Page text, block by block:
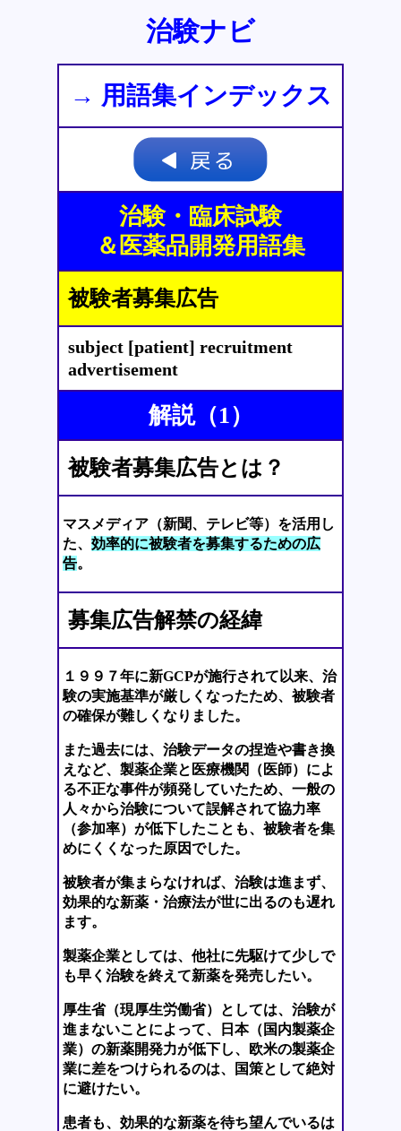
治験ナビ
→ 用語集インデックス
治験・臨床試験
＆医薬品開発用語集
被験者募集広告
subject [patient] recruitment
advertisement
解説（1）
被験者募集広告とは？
マスメディア（新聞、テレビ等）を活用し
た、 効率的に被験者を募集するための広
告。
募集広告解禁の経緯
１９９７年に新GCPが施行されて以来、治
験の実施基準が厳しくなったため、被験者
の確保が難しくなりました。
また過去には、治験データの捏造や書き換
えなど、製薬企業と医療機関（医師）によ
る不正な事件が頻発していたため、一般の
人々から治験について誤解されて協力率
（参加率）が低下したことも、被験者を集
めにくくなった原因でした。
被験者が集まらなければ、治験は進まず、
効果的な新薬・治療法が世に出るのも遅れ
ます。
製薬企業としては、他社に先駆けて少しで
も早く治験を終えて新薬を発売したい。
厚生省（現厚生労働省）としては、治験が
進まないことによって、日本（国内製薬企
業）の新薬開発力が低下し、欧米の製薬企
業に差をつけられるのは、国策として絶対
に避けたい。
患者も、効果的な新薬を待ち望んでいるは